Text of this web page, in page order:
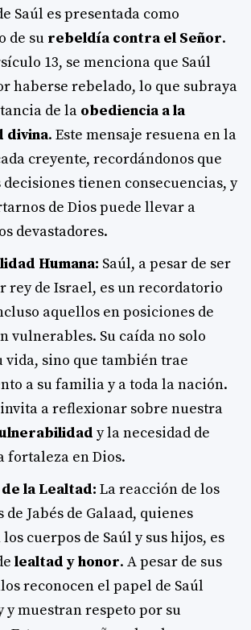
Saúl es presentada como
de su rebeldía contra el Señor.
13, se menciona que Saúl
haberse rebelado, lo que subraya
de la obediencia a la
divina. Este mensaje resuena en la
creyente, recordándonos que
tienen consecuencias, y
de Dios puede llevar a
devastadores.
Humana: Saúl, a pesar de ser
rey de Israel, es un recordatorio
aquellos en posiciones de
vulnerables. Su caída no solo
vida, sino que también trae
a su familia y a toda la nación.
invita a reflexionar sobre nuestra
y la necesidad de
fortaleza en Dios.
la Lealtad: La reacción de los
Jabés de Galaad, quienes
cuerpos de Saúl y sus hijos, es
lealtad y honor. A pesar de sus
reconocen el papel de Saúl
y muestran respeto por su